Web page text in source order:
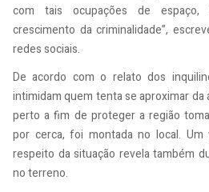
com tais ocupações de espaço,
crescimento da criminalidade”,
redes sociais.
De acordo com o relato dos
intimidam quem tenta se aproximar
perto a fim de proteger a região
por cerca, foi montada no local. Um
respeito da situação revela também
no terreno.